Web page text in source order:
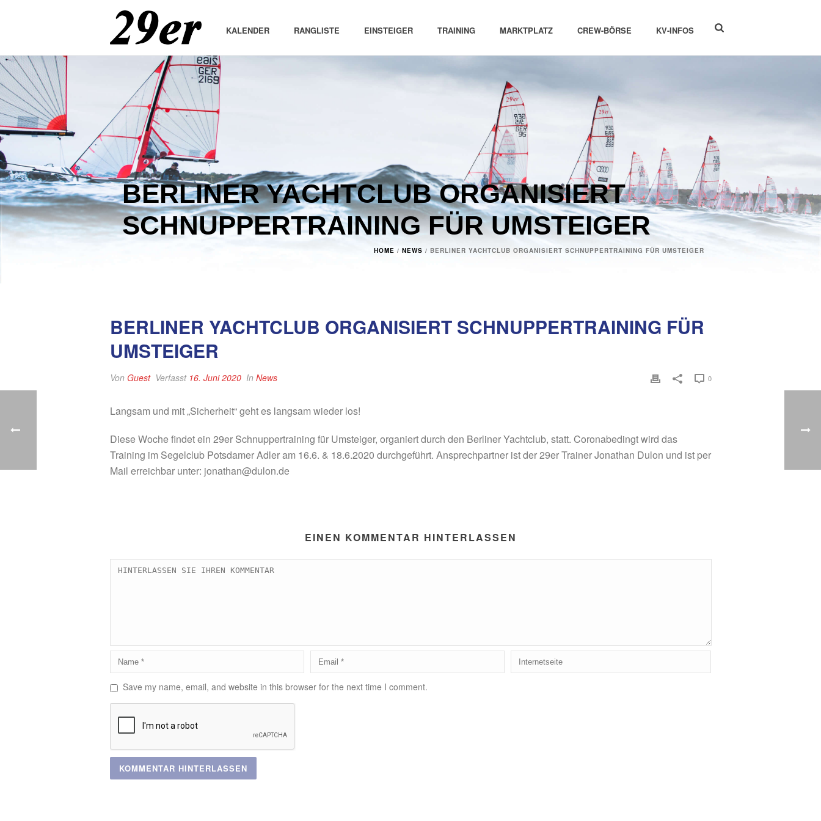
KALENDER RANGLISTE EINSTEIGER TRAINING MARKTPLATZ CREW-BÖRSE KV-INFOS
BERLINER YACHTCLUB ORGANISIERT
SCHNUPPERTRAINING FÜR UMSTEIGER
HOME / NEWS / BERLINER YACHTCLUB ORGANISIERT SCHNUPPERTRAINING FÜR UMSTEIGER
BERLINER YACHTCLUB ORGANISIERT SCHNUPPERTRAINING FÜR
UMSTEIGER
Von Guest Verfasst 16. Juni 2020 In News 0
Langsam und mit „Sicherheit“ geht es langsam wieder los!
Diese Woche findet ein 29er Schnuppertraining für Umsteiger, organiert durch den Berliner Yachtclub, statt. Coronabedingt wird das
Training im Segelclub Potsdamer Adler am 16.6. & 18.6.2020 durchgeführt. Ansprechpartner ist der 29er Trainer Jonathan Dulon und ist per
Mail erreichbar unter: jonathan@dulon.de
EINEN KOMMENTAR HINTERLASSEN
Save my name, email, and website in this browser for the next time I comment.